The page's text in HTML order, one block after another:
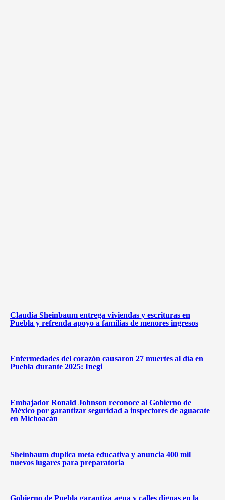
Claudia Sheinbaum entrega viviendas y escrituras en
Puebla y refrenda apoyo a familias de menores ingresos
Enfermedades del corazón causaron 27 muertes al día en
Puebla durante 2025: Inegi
Embajador Ronald Johnson reconoce al Gobierno de
México por garantizar seguridad a inspectores de aguacate
en Michoacán
Sheinbaum duplica meta educativa y anuncia 400 mil
nuevos lugares para preparatoria
Gobierno de Puebla garantiza agua y calles dignas en la